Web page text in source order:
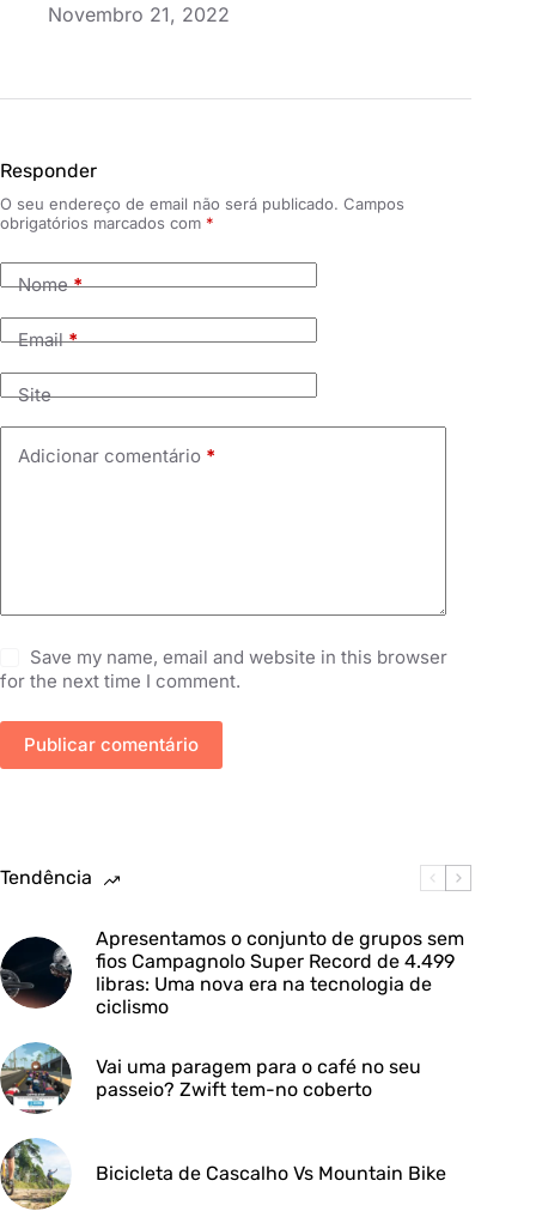
Novembro 21, 2022
Responder
O seu endereço de email não será publicado. Campos
obrigatórios marcados com *
Nome*
Email*
Site
Adicionar comentário *
Save my name, email and website in this browser
for the next time I comment.
Publicar comentário
Tendência
Apresentamos o conjunto de grupos sem
fios Campagnolo Super Record de 4.499
libras: Uma nova era na tecnologia de
ciclismo
Vai uma paragem para o café no seu
passeio? Zwift tem-no coberto
Bicicleta de Cascalho Vs Mountain Bike